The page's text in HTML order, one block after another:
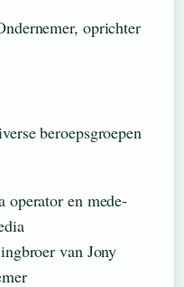
oprichter
beroepsgroepen
operator en mede-
van Jony